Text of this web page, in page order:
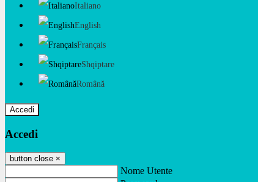
Italiano
English
Français
Shqiptare
Română
Accedi
Accedi
button close ×
Nome Utente